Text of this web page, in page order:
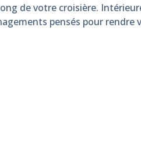
de votre croisière.
pensés pour rendre